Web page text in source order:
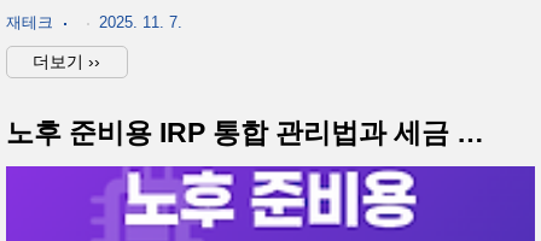
도 하루 2~3시간만 투자해 월 50만~100만원을 버는 사례가 늘고 있
습니다 (출처: 중소벤처기업부 2024). 오늘은 IT에 익숙하지 않아도
가능한,50대 초보자를 위한 온라인 판매 실전 가이드를 단계별로 정
재평균 수익 60~120만원, 주 10시간 이하 투자로 가능판매자 연령
대 중 50대 증가율 28% (출처: 쿠팡파트너스 2024)상품 등록 1건당
소요시간 평균 8분재고·배송 대행 서비스로 물리적 부담 최소화방
식시작 난이도평균 수익..
재테크 2025. 11. 7.
더보기 ››
노후 준비용 IRP 통합 관리법과 세금 절약 비법 5가지